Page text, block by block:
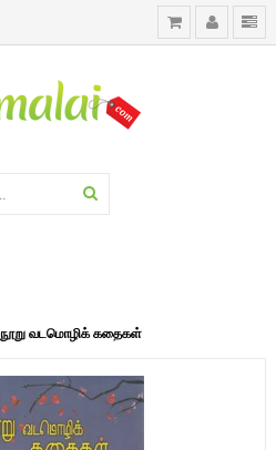
நூறு வடமொழிக் கதைகள்